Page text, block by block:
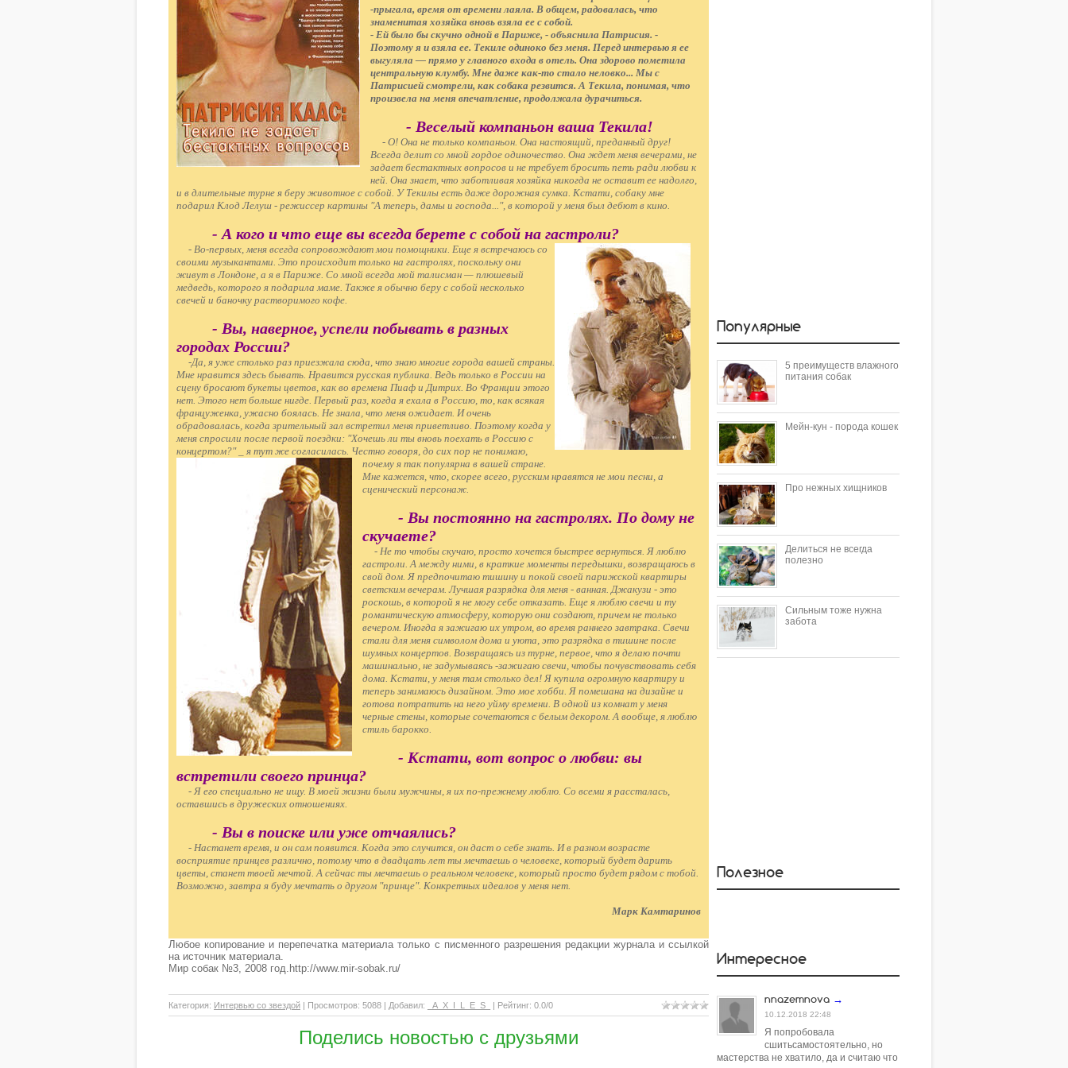
-прыгала, время от времени лаяла. В общем, радовалась, что
знаменитая хозяйка вновь взяла ее с собой.
- Ей было бы скучно одной в Париже, - объяснила Патрисия. -
Поэтому я и взяла ее. Текиле одиноко без меня. Перед интервью я ее
выгуляла — прямо у главного входа в отель. Она здорово пометила
центральную клумбу. Мне даже как-то стало неловко... Мы с
Патрисией смотрели, как собака резвится. А Текила, понимая, что
произвела на меня впечатление, продолжала дурачиться.
- Веселый компаньон ваша Текила!
- О! Она не только компаньон. Она настоящий, преданный друг!
Всегда делит со мной гордое одиночество. Она ждет меня вечерами, не
задает бестактных вопросов и не требует бросить петь ради любви к
ней. Она знает, что заботливая хозяйка никогда не оставит ее надолго,
и в длительные турне я беру животное с собой. У Текилы есть даже дорожная сумка. Кстати, собаку мне
подарил Клод Лелуш - режиссер картины "А теперь, дамы и господа...", в которой у меня был дебют в кино.
- А кого и что еще вы всегда берете с собой на гастроли?
- Во-первых, меня всегда сопровождают мои помощники. Еще я встречаюсь со
своими музыкантами. Это происходит только на гастролях, поскольку они
живут в Лондоне, а я в Париже. Со мной всегда мой талисман — плюшевый
медведь, которого я подарила маме. Также я обычно беру с собой несколько
свечей и баночку растворимого кофе.
- Вы, наверное, успели побывать в разных
городах России?
-Да, я уже столько раз приезжала сюда, что знаю многие города вашей страны.
Мне нравится здесь бывать. Нравится русская публика. Ведь только в России на
сцену бросают букеты цветов, как во времена Пиаф и Дитрих. Во Франции этого
нет. Этого нет больше нигде. Первый раз, когда я ехала в Россию, то, как всякая
француженка, ужасно боялась. Не знала, что меня ожидает. И очень
обрадовалась, когда зрительный зал встретил меня приветливо. Поэтому когда у
меня спросили после первой поездки: "Хочешь ли ты вновь поехать в Россию с
концертом?" _ я тут же согласилась. Честно говоря, до сих пор не понимаю,
почему я так популярна в вашей стране.
Мне кажется, что, скорее всего, русским нравятся не мои песни, а
сценический персонаж.
- Вы постоянно на гастролях. По дому не
скучаете?
- Не то чтобы скучаю, просто хочется быстрее вернуться. Я люблю
гастроли. А между ними, в краткие моменты передышки, возвращаюсь в
свой дом. Я предпочитаю тишину и покой своей парижской квартиры
светским вечерам. Лучшая разрядка для меня - ванная. Джакузи - это
роскошь, в которой я не могу себе отказать. Еще я люблю свечи и ту
романтическую атмосферу, которую они создают, причем не только
вечером. Иногда я зажигаю их утром, во время раннего завтрака. Свечи
стали для меня символом дома и уюта, это разрядка в тишине после
шумных концертов. Возвращаясь из турне, первое, что я делаю почти
машинально, не задумываясь -зажигаю свечи, чтобы почувствовать себя
дома. Кстати, у меня там столько дел! Я купила огромную квартиру и
теперь занимаюсь дизайном. Это мое хобби. Я помешана на дизайне и
готова потратить на него уйму времени. В одной из комнат у меня
черные стены, которые сочетаются с белым декором. А вообще, я люблю
стиль барокко.
- Кстати, вот вопрос о любви: вы
встретили своего принца?
- Я его специально не ищу. В моей жизни были мужчины, я их по-прежнему люблю. Со всеми я рассталась,
оставшись в дружеских отношениях.
- Вы в поиске или уже отчаялись?
- Настанет время, и он сам появится. Когда это случится, он даст о себе знать. И в разном возрасте
восприятие принцев различно, потому что в двадцать лет ты мечтаешь о человеке, который будет дарить
цветы, станет твоей мечтой. А сейчас ты мечтаешь о реальном человеке, который просто будет рядом с тобой.
Возможно, завтра я буду мечтать о другом "принце". Конкретных идеалов у меня нет.
Марк Камтаринов
Любое копирование и перепечатка материала только с писменного разрешения редакции журнала и ссылкой
на источник материала.
Мир собак №3, 2008 год.http://www.mir-sobak.ru/
Категория: Интервью со звездой | Просмотров: 5088 | Добавил: _A_X_I_L_E_S_ | Рейтинг: 0.0/0
Поделись новостью с друзьями
Популярные
5 преимуществ влажного
питания собак
Мейн-кун - порода кошек
Про нежных хищников
Делиться не всегда
полезно
Сильным тоже нужна
забота
Полезное
Интересное
nnazemnova →
10.12.2018 22:48
Я попробовала
сшитьсамостоятельно, но
мастерства не хватило, да и считаю что